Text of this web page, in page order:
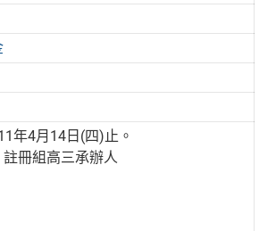
年4月14日(四)止。
冊組高三承辦人